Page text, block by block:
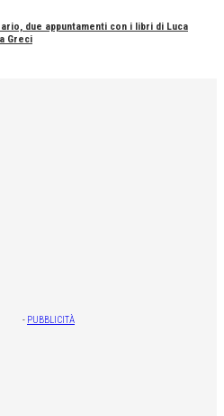
due appuntamenti con i libri di Luca
Greci
- PUBBLICITÀ